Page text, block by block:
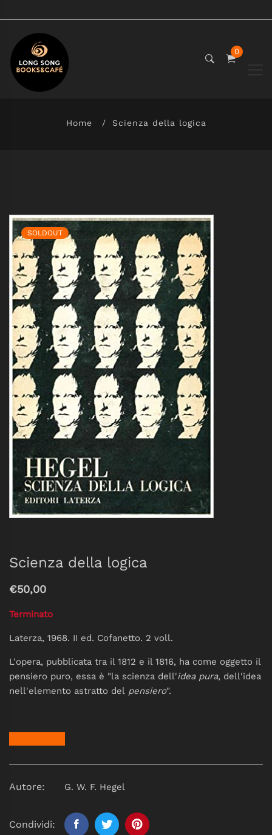
0
Home Scienza della logica
SOLDOUT
Scienza della logica
€50,00
Terminato
Laterza, 1968. II ed. Cofanetto. 2 voll.
L'opera, pubblicata tra il 1812 e il 1816, ha come oggetto il
pensiero puro, essa è "la scienza dell'idea pura, dell'idea
nell'elemento astratto del pensiero".
Autore: G. W. F. Hegel
Condividi: